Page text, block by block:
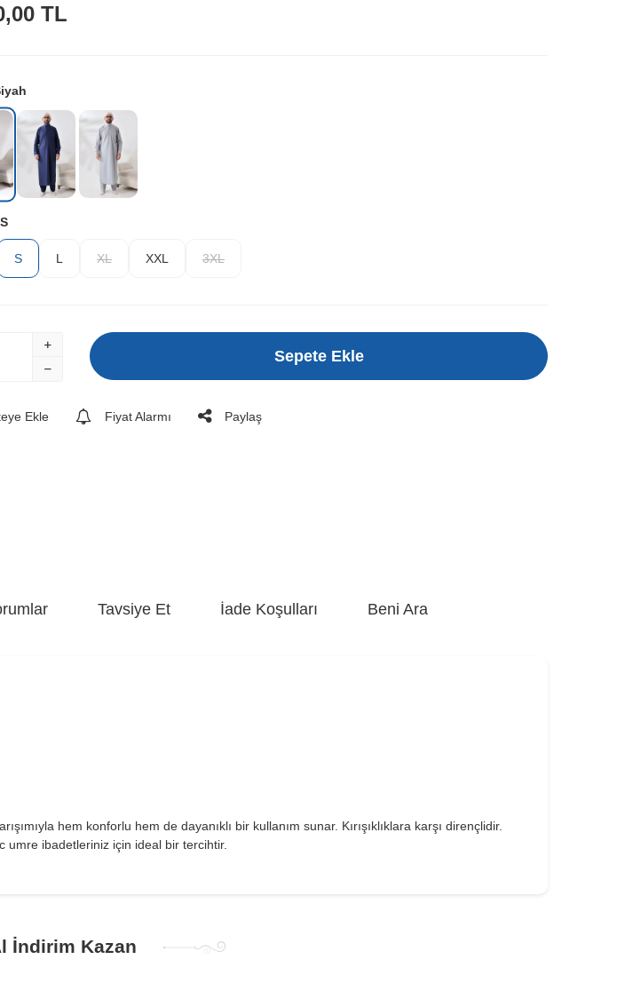
TL
S
S L XL XXL 3XL
Sepete Ekle
Ekle Fiyat Alarmı Paylaş
Tavsiye Et İade Koşulları Beni Ara
hem konforlu hem de dayanıklı bir kullanım sunar. Kırışıklıklara karşı dirençlidir.
umre ibadetleriniz için ideal bir tercihtir.
İndirim Kazan